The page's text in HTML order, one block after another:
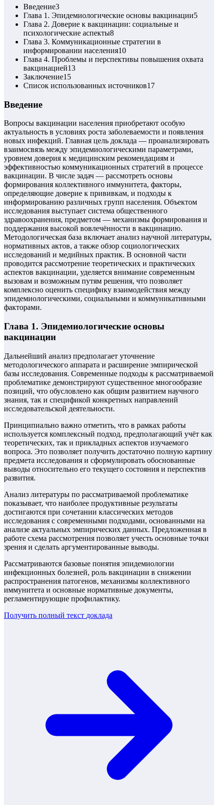
Введение3
Глава 1. Эпидемиологические основы вакцинации5
Глава 2. Доверие к вакцинации: социальные и
психологические аспекты8
Глава 3. Коммуникационные стратегии в
информировании населения10
Глава 4. Проблемы и перспективы повышения охвата
вакцинацией13
Заключение15
Список использованных источников17
Введение
Вопросы вакцинации населения приобретают особую
актуальность в условиях роста заболеваемости и появления
новых инфекций. Главная цель доклада — проанализировать
взаимосвязь между эпидемиологическими параметрами,
уровнем доверия к медицинским рекомендациям и
эффективностью коммуникационных стратегий в процессе
вакцинации. В числе задач — рассмотреть основы
формирования коллективного иммунитета, факторы,
определяющие доверие к прививкам, и подходы к
информированию различных групп населения. Объектом
исследования выступает система общественного
здравоохранения, предметом — механизмы формирования и
поддержания высокой вовлечённости в вакцинацию.
Методологическая база включает анализ научной литературы,
нормативных актов, а также обзор социологических
исследований и медийных практик. В основной части
проводится рассмотрение теоретических и практических
аспектов вакцинации, уделяется внимание современным
вызовам и возможным путям решения, что позволяет
комплексно оценить специфику взаимодействия между
эпидемиологическими, социальными и коммуникативными
факторами.
Глава 1. Эпидемиологические основы
вакцинации
Дальнейший анализ предполагает уточнение
методологического аппарата и расширение эмпирической
базы исследования. Современные подходы к рассматриваемой
проблематике демонстрируют существенное многообразие
позиций, что обусловлено как общим развитием научного
знания, так и спецификой конкретных направлений
исследовательской деятельности.
Принципиально важно отметить, что в рамках работы
используется комплексный подход, предполагающий учёт как
теоретических, так и прикладных аспектов изучаемого
вопроса. Это позволяет получить достаточно полную картину
предмета исследования и сформулировать обоснованные
выводы относительно его текущего состояния и перспектив
развития.
Анализ литературы по рассматриваемой проблематике
показывает, что наиболее продуктивные результаты
достигаются при сочетании классических методов
исследования с современными подходами, основанными на
анализе актуальных эмпирических данных. Предложенная в
работе схема рассмотрения позволяет учесть основные точки
зрения и сделать аргументированные выводы.
Рассматриваются базовые понятия эпидемиологии
инфекционных болезней, роль вакцинации в снижении
распространения патогенов, механизмы коллективного
иммунитета и основные нормативные документы,
регламентирующие профилактику.
Получить полный текст доклада